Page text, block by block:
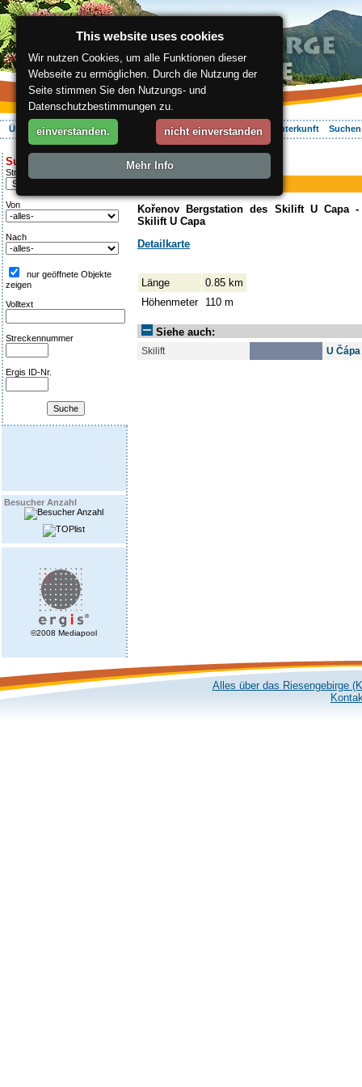
Über die Region Aktiv Erleben Entspannung Ihr Urlaub Unterkunft
Suche:
Streckentipp
Von
Nach
nur geöffnete Objekte
zeigen
Volltext
Streckennummer
Ergis ID-Nr.
Besucher Anzahl
©2008 Mediapool
ergis.cz>Aktiv Erleben> U Capa
Piste
U Capa
Kořenov Bergstation des Skilift U Capa
Skilift U Capa
Detailkarte
Länge
0.85 km
Höhenmeter
110 m
Siehe auch:
Skilift U Čápa
Alles über das Riesengebirge
This website uses cookies
Wir nutzen Cookies, um alle Funktionen dieser
Webseite zu ermöglichen. Durch die Nutzung der
Seite stimmen Sie den Nutzungs- und
Datenschutzbestimmungen zu.
einverstanden. nicht einverstanden
Mehr Info